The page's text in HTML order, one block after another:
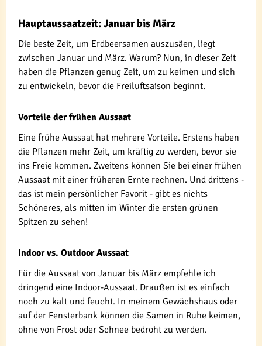
Hauptaussaatzeit: Januar bis März
Die beste Zeit, um Erdbeersamen auszusäen, liegt
zwischen Januar und März. Warum? Nun, in dieser Zeit
haben die Pflanzen genug Zeit, um zu keimen und sich
zu entwickeln, bevor die Freiluftsaison beginnt.
Vorteile der frühen Aussaat
Eine frühe Aussaat hat mehrere Vorteile. Erstens haben
die Pflanzen mehr Zeit, um kräftig zu werden, bevor sie
ins Freie kommen. Zweitens können Sie bei einer frühen
Aussaat mit einer früheren Ernte rechnen. Und drittens -
das ist mein persönlicher Favorit - gibt es nichts
Schöneres, als mitten im Winter die ersten grünen
Spitzen zu sehen!
Indoor vs. Outdoor Aussaat
Für die Aussaat von Januar bis März empfehle ich
dringend eine Indoor-Aussaat. Draußen ist es einfach
noch zu kalt und feucht. In meinem Gewächshaus oder
auf der Fensterbank können die Samen in Ruhe keimen,
ohne von Frost oder Schnee bedroht zu werden.